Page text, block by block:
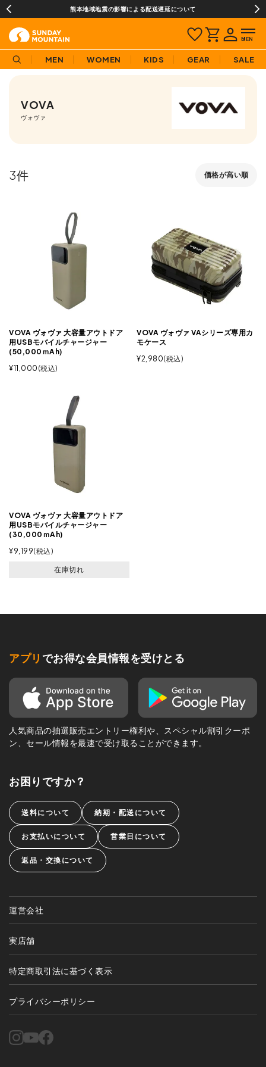
熊本地域地震の影響による配送遅延について
MEN WOMEN KIDS GEAR SALE
VOVA
ヴォヴァ
価格が高い順
3
VOVA ヴォヴァ 大容量アウトドア
用USBモバイルチャージャー
(50,000ｍAh)
¥11,000 税込
VOVA ヴォヴァ VAシリーズ専用カ
モケース
¥2,980 税込
VOVA ヴォヴァ 大容量アウトドア
用USBモバイルチャージャー
(30,000ｍAh)
¥9,199 税込
在庫切れ
アプリ でお得な会員情報を受けとる
人気商品の抽選販売エントリー権利や、スペシャル割引クーポ
ン、セール情報を最速で受け取ることができます。
お困りですか？
送料について 納期・配送について
お支払いについて 営業日について
返品・交換について
運営会社
実店舗
特定商取引法に基づく表示
プライバシーポリシー